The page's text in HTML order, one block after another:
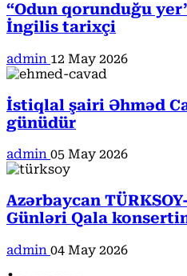
“Odun qorunduğu
İngilis tarixçi
admin 12 May 2026
İstiqlal şairi Əhməd
günüdür
admin 05 May 2026
Azərbaycan
Günləri Qala
admin 04 May 2026